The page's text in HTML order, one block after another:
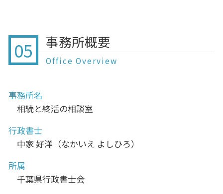
05 事務所概要
Office Overview
事務所名
相続と終活の相談室
行政書士
中家 好洋（なかいえ よしひろ）
所属
千葉県行政書士会